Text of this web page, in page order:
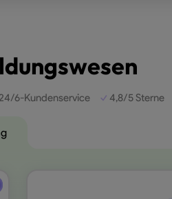
6-Kundenservice 4,8/5 Sterne